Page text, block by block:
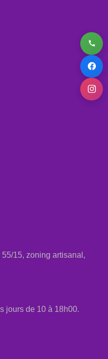
15, zoning artisanal,
jours de 10 à 18h00.